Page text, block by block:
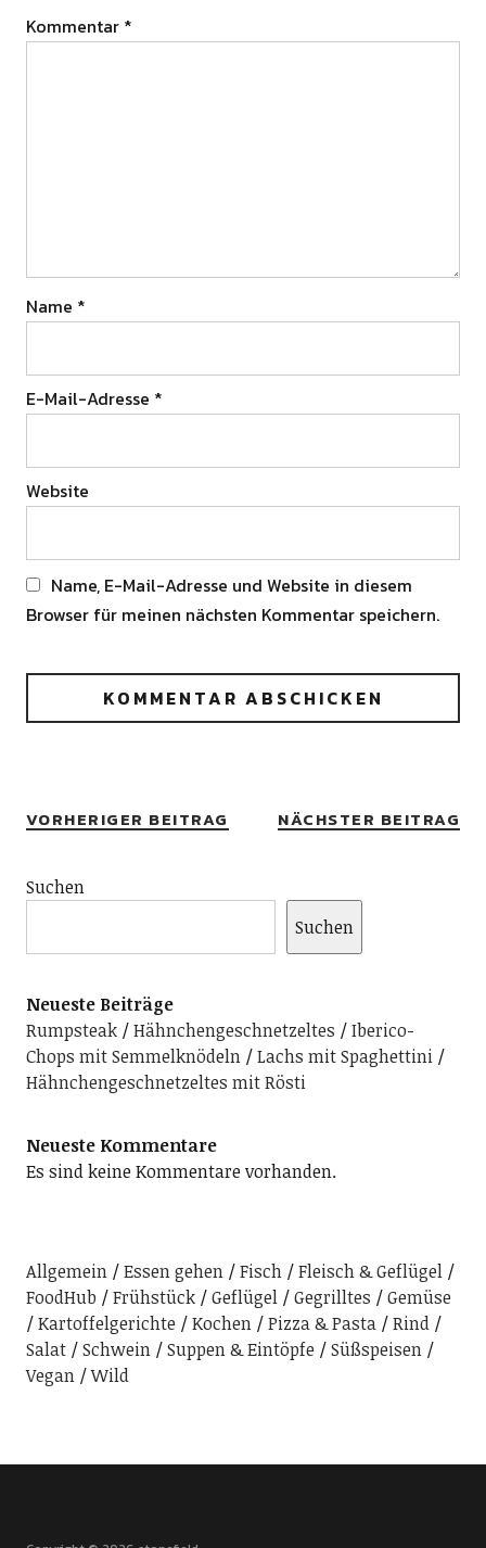
Kommentar *
Name *
E-Mail-Adresse *
Website
Name, E-Mail-Adresse und Website in diesem
Browser für meinen nächsten Kommentar speichern.
VORHERIGER BEITRAG NÄCHSTER BEITRAG
Suchen
Suchen
Neueste Beiträge
Rumpsteak
Hähnchengeschnetzeltes
Iberico-
Chops mit Semmelknödeln
Lachs mit Spaghettini
Hähnchengeschnetzeltes mit Rösti
Neueste Kommentare
Es sind keine Kommentare vorhanden.
Allgemein Essen gehen Fisch
Fleisch & Geflügel
FoodHub
Frühstück Geflügel Gegrilltes
Gemüse
Kartoffelgerichte
Kochen Pizza & Pasta
Rind
Salat
Schwein Suppen & Eintöpfe
Süßspeisen
Vegan
Wild